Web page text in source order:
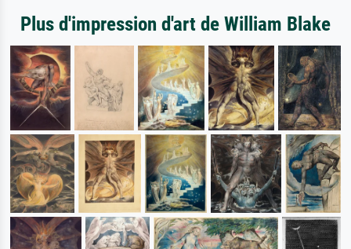
Plus d'impression d'art de William Blake